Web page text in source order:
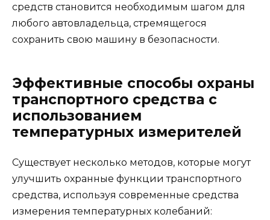
средств становится необходимым шагом для
любого автовладельца, стремящегося
сохранить свою машину в безопасности.
Эффективные способы охраны
транспортного средства с
использованием
температурных измерителей
Существует несколько методов, которые могут
улучшить охранные функции транспортного
средства, используя современные средства
измерения температурных колебаний: